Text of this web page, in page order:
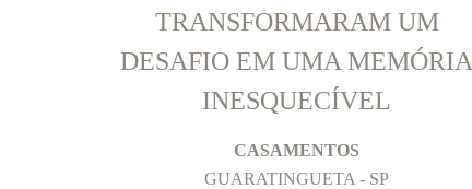
TRANSFORMARAM UM
DESAFIO EM UMA MEMÓRIA
INESQUECÍVEL
CASAMENTOS
GUARATINGUETA - SP